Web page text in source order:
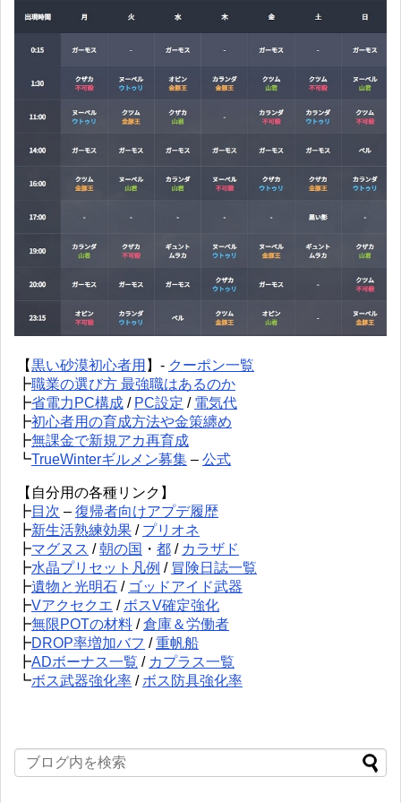
【黒い砂漠初心者用 】- クーポン一覧
┣職業の選び方 最強職はあるのか
┣省電力PC構成 / PC設定 / 電気代
┣初心者用の育成方法や金策纏め
┣無課金で新規アカ再育成
┗TrueWinterギルメン募集 – 公式
【自分用の各種リンク】
┣目次 – 復帰者向けアプデ履歴
┣新生活熟練効果 / プリオネ
┣マグヌス /朝の国 ・ 都 / カラザド
┣水晶プリセット凡例 / 冒険日誌一覧
┣遺物と光明石 / ゴッドアイド武器
┣Vアクセクエ / ボスV確定強化
┣無限POTの材料 /倉庫＆労働者
┣DROP率増加バフ /重帆船
┣ADボーナス一覧 / カプラス一覧
┗ボス武器強化率 / ボス防具強化率